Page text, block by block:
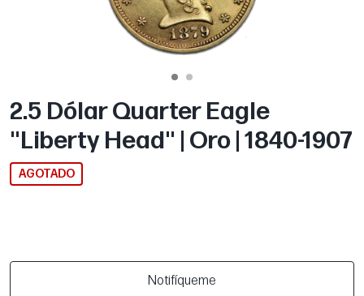
2.5 Dólar Quarter Eagle
"Liberty Head" | Oro | 1840-1907
AGOTADO
Notifíqueme